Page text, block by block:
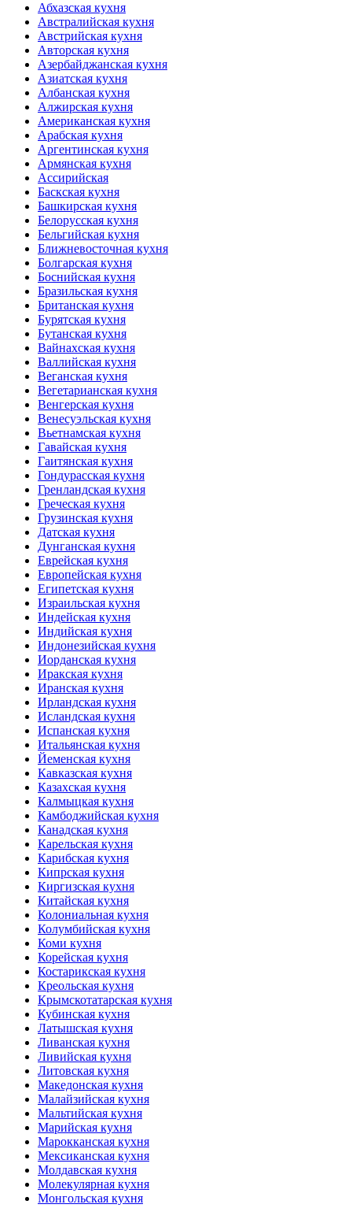
Абхазская кухня
Австралийская кухня
Австрийская кухня
Авторская кухня
Азербайджанская кухня
Азиатская кухня
Албанская кухня
Алжирская кухня
Американская кухня
Арабская кухня
Аргентинская кухня
Армянская кухня
Ассирийская
Баскская кухня
Башкирская кухня
Белорусская кухня
Бельгийская кухня
Ближневосточная кухня
Болгарская кухня
Боснийская кухня
Бразильская кухня
Британская кухня
Бурятская кухня
Бутанская кухня
Вайнахская кухня
Валлийская кухня
Веганская кухня
Вегетарианская кухня
Венгерская кухня
Венесуэльская кухня
Вьетнамская кухня
Гавайская кухня
Гаитянская кухня
Гондурасская кухня
Гренландская кухня
Греческая кухня
Грузинская кухня
Датская кухня
Дунганская кухня
Еврейская кухня
Европейская кухня
Египетская кухня
Израильская кухня
Индейская кухня
Индийская кухня
Индонезийская кухня
Иорданская кухня
Иракская кухня
Иранская кухня
Ирландская кухня
Исландская кухня
Испанская кухня
Итальянская кухня
Йеменская кухня
Кавказская кухня
Казахская кухня
Калмыцкая кухня
Камбоджийская кухня
Канадская кухня
Карельская кухня
Карибская кухня
Кипрская кухня
Киргизская кухня
Китайская кухня
Колониальная кухня
Колумбийская кухня
Коми кухня
Корейская кухня
Костарикская кухня
Креольская кухня
Крымскотатарская кухня
Кубинская кухня
Латышская кухня
Ливанская кухня
Ливийская кухня
Литовская кухня
Македонская кухня
Малайзийская кухня
Мальтийская кухня
Марийская кухня
Марокканская кухня
Мексиканская кухня
Молдавская кухня
Молекулярная кухня
Монгольская кухня